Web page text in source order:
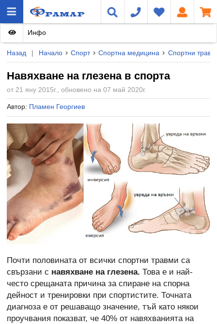
Назад | Начало Спорт Спортна медицина Спортни
Навяхване на глезена в спорта
от 21 яну 2015г., обновено на 07 май 2020г.
Автор: Пламен Георгиев
Инфо
Почти половината от всички спортни травми са
свързани с навяхване на глезена. Това е и най-
често срещаната причина за спиране на спорна
дейност и тренировки при спортистите. Точната
диагноза е от решаващо значение, тъй като някои
проучвания показват, че 40% от навяхванията на